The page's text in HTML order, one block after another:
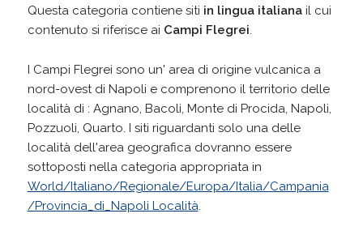
Questa categoria contiene siti in lingua italianail cui
contenuto si riferisce ai Campi Flegrei.
I Campi Flegrei sono un' area di origine vulcanica a
nord-ovest di Napoli e comprenono il territorio delle
località di : Agnano, Bacoli, Monte di Procida, Napoli,
Pozzuoli, Quarto. I siti riguardanti solo una delle
località dell'area geografica dovranno essere
sottoposti nella categoria appropriata in
World/Italiano/Regionale/Europa/Italia/Campania
/Provincia_di_Napoli Località.